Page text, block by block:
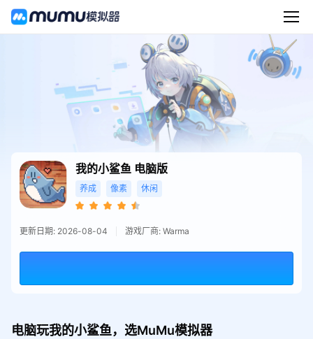
我的小鲨鱼 电脑版
养成 像素 休闲
更新日期: 2026-08-04 游戏厂商: Warma
电脑玩我的小鲨鱼，选MuMu模拟器